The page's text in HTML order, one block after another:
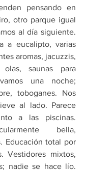
pensando en
otro parque igual
al día siguiente.
a eucalipto, varias
aromas, jacuzzis,
saunas para
una noche;
toboganes. Nos
al lado. Parece
a las piscinas.
bella,
Educación total por
Vestidores mixtos,
nadie se hace lío.